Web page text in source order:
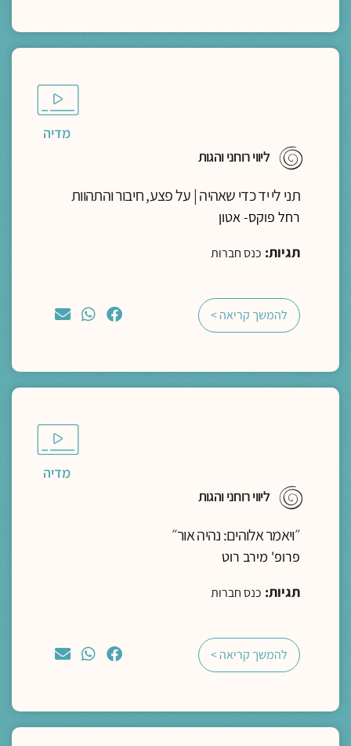
מדיה
ליווי רוחני והגות
תני לי יד כדי שאהיה | על פצע, חיבור והתהוות
רחל פוקס- אטון
תגיות: כנס חברוּת
להמשך קריאה >
מדיה
ליווי רוחני והגות
״ויאמר אלוהים: נהיה אור״
פרופ' מירב רוט
תגיות: כנס חברוּת
להמשך קריאה >